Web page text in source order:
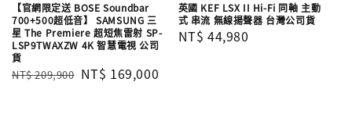
【官網限定送 BOSE Soundbar
700+500超低音】 SAMSUNG 三
星 The Premiere 超短焦雷射 SP-
LSP9TWAXZW 4K 智慧電視 公司
貨
Regular
NT$ 209,900 Sale
NT$ 169,000
英國 KEF LSX II Hi-Fi 同軸 主動
式 串流 無線揚聲器 台灣公司貨
Regular
NT$ 44,980